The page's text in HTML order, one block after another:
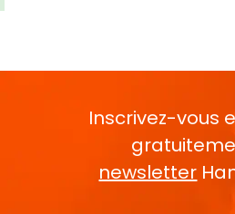
Inscrivez-vous
newsletter